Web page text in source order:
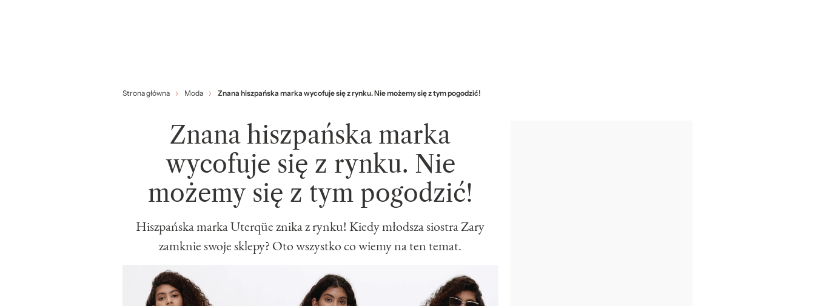
Strona główna Moda Znana hiszpańska marka wycofuje się z rynku. Nie możemy się z tym pogodzić!
Znana hiszpańska marka
wycofuje się z rynku. Nie
możemy się z tym pogodzić!
Hiszpańska marka Uterqüe znika z rynku! Kiedy młodsza siostra Zary
zamknie swoje sklepy? Oto wszystko co wiemy na ten temat.